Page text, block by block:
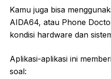
Kamu juga bisa
AIDA64, atau Phone
kondisi hardware dan
Aplikasi-aplikasi ini
soal: